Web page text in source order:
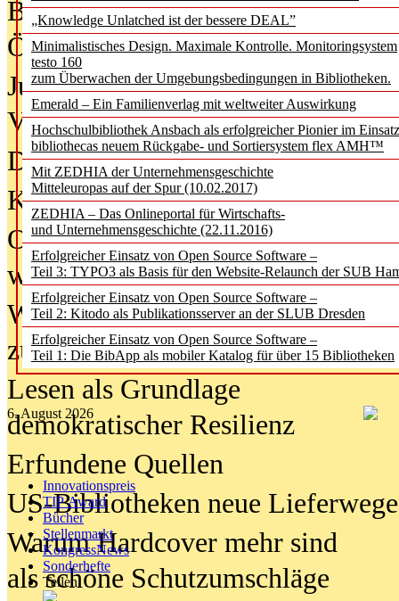
„Knowledge Unlatched ist der bessere DEAL”
Minimalistisches Design. Maximale Kontrolle. Monitoringsystem
testo 160
zum Überwachen der Umgebungsbedingungen in Bibliotheken.
Emerald – Ein Familienverlag mit weltweiter Auswirkung
Hochschulbibliothek Ansbach als erfolgreicher Pionier im
bibliothecas neuem Rückgabe- und Sortiersystem flex AMH™
Mit ZEDHIA der Unternehmensgeschichte
Mitteleuropas auf der Spur (10.02.2017)
ZEDHIA – Das Onlineportal für Wirtschafts-
und Unternehmensgeschichte (22.11.2016)
Erfolgreicher Einsatz von Open Source Software –
Teil 3: TYPO3 als Basis für den Website-Relaunch der SUB
Erfolgreicher Einsatz von Open Source Software –
Teil 2: Kitodo als Publikationsserver an der SLUB Dresden
Erfolgreicher Einsatz von Open Source Software –
Teil 1: Die BibApp als mobiler Katalog für über 15 Bibliotheken
6. August 2026
Innovationspreis
TIP Award
Bücher
Stellenmarkt
KongressNews
Sonderhefte
Teilen
Bürgerforum fordert mehr
Öffentlichkeit
Jugendliche wollen besseren
Verbote
Digitale Langzeit­archi­vierung
KI-Chatbots werden Teil der
Offene Infrastrukturen für
wissenschaftliche
Warum die Debatte über KI-Texte
zu kurz greift
Lesen als Grundlage
demokratischer Resilienz
Erfundene Quellen
US-Bibliotheken neue Lieferwege
Warum Hardcover mehr sind
als schöne Schutzumschläge